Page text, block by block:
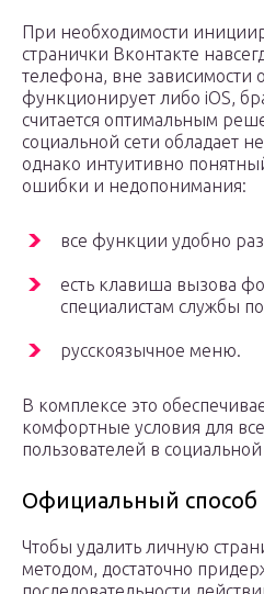
При необходимости
странички Вконтакте
телефона, вне зависимости
функционирует либо iOS,
считается оптимальным
социальной сети обладает
однако интуитивно
ошибки и недопонимания:
все функции удобно
есть клавиша вызова
специалистам службы
русскоязычное меню.
В комплексе это
комфортные условия для
пользователей в социальной
Официальный способ
Чтобы удалить личную
методом, достаточно